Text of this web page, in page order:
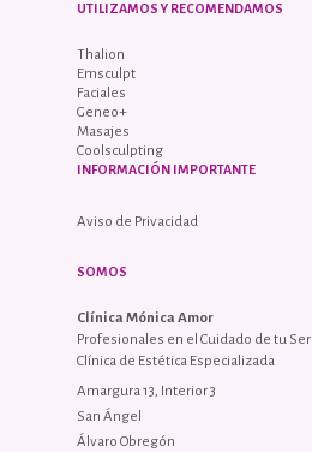
UTILIZAMOS Y RECOMENDAMOS
Thalion
Emsculpt
Faciales
Geneo+
Masajes
Coolsculpting
INFORMACIÓN IMPORTANTE
Aviso de Privacidad
SOMOS
Clínica Mónica Amor
Profesionales en el Cuidado de tu Ser
Clínica de Estética Especializada
Amargura 13, Interior 3
San Ángel
Álvaro Obregón